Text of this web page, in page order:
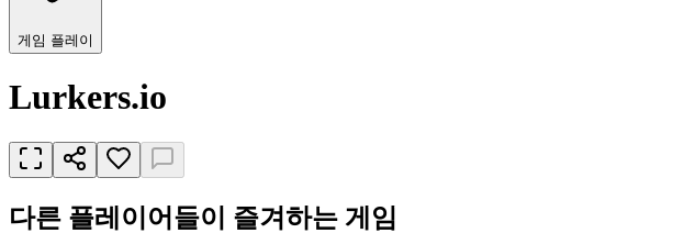
게임 플레이
Lurkers.io
다른 플레이어들이 즐겨하는 게임